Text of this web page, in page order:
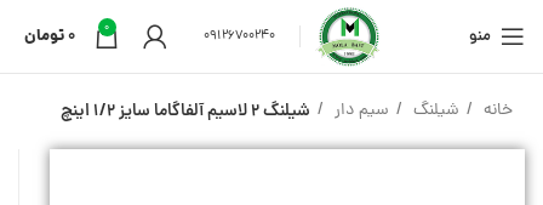
منو 09126700240
0
0تومان
خانه شیلنگ سیم دار شیلنگ 2 لاسیم آلفاگاما سایز 1/2 اینچ